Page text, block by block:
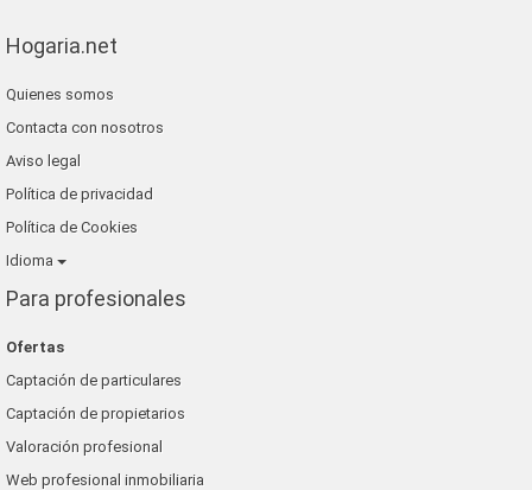
Hogaria.net
Quienes somos
Contacta con nosotros
Aviso legal
Política de privacidad
Política de Cookies
Idioma
Para profesionales
Ofertas
Captación de particulares
Captación de propietarios
Valoración profesional
Web profesional inmobiliaria